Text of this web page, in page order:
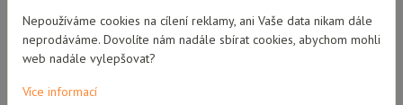
Uživatelské jméno / Email
Heslo
Nepoužíváme cookies na cílení reklamy, ani Vaše data nikam dále
neprodáváme. Dovolíte nám nadále sbírat cookies, abychom mohli
web nadále vylepšovat?
Více informací